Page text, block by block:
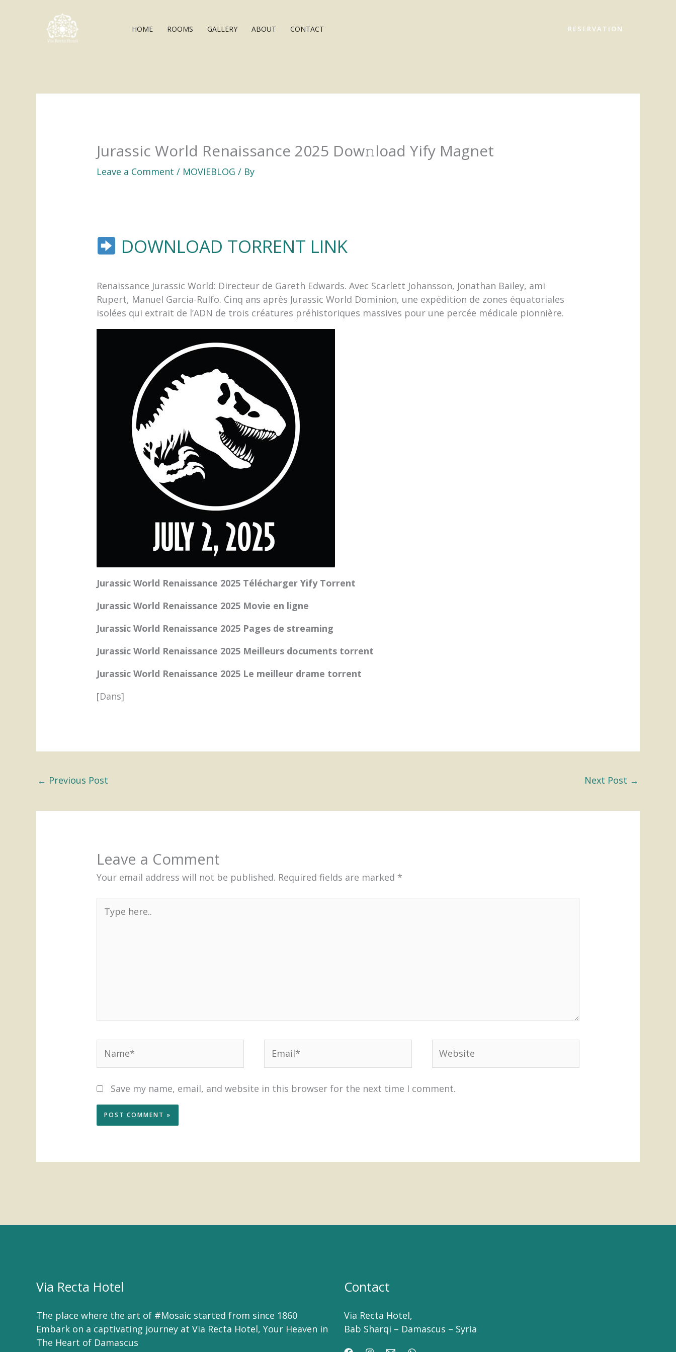
HOME ROOMS GALLERY ABOUT CONTACT RESERVATION
Jurassic World Renaissance 2025 Dow𝚗load Yify Magnet
Leave a Comment / MOVIEBLOG / By
DOWNLOAD TORRENT LINK
Renaissance Jurassic World: Directeur de Gareth Edwards. Avec Scarlett Johansson, Jonathan Bailey, ami
Rupert, Manuel Garcia-Rulfo. Cinq ans après Jurassic World Dominion, une expédition de zones équatoriales
isolées qui extrait de l’ADN de trois créatures préhistoriques massives pour une percée médicale pionnière.
Jurassic World Renaissance 2025 Télécharger Yify Torrent
Jurassic World Renaissance 2025 Movie en ligne
Jurassic World Renaissance 2025 Pages de streaming
Jurassic World Renaissance 2025 Meilleurs documents torrent
Jurassic World Renaissance 2025 Le meilleur drame torrent
[Dans]
← Previous Post Next Post →
Leave a Comment
Your email address will not be published. Required fields are marked *
here..
Save my name, email, and website in this browser for the next time I comment.
Via Recta Hotel
The place where the art of #Mosaic started from since 1860
Embark on a captivating journey at Via Recta Hotel, Your Heaven in
The Heart of Damascus
Contact
Via Recta Hotel,
Bab Sharqi – Damascus – Syria